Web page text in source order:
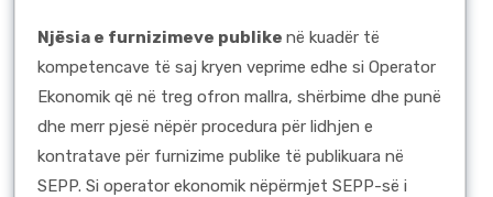
Njësia e furnizimeve publike në kuadër të
kompetencave të saj kryen veprime edhe si Operator
Ekonomik që në treg ofron mallra, shërbime dhe punë
dhe merr pjesë nëpër procedura për lidhjen e
kontratave për furnizime publike të publikuara në
SEPP. Si operator ekonomik nëpërmjet SEPP-së i